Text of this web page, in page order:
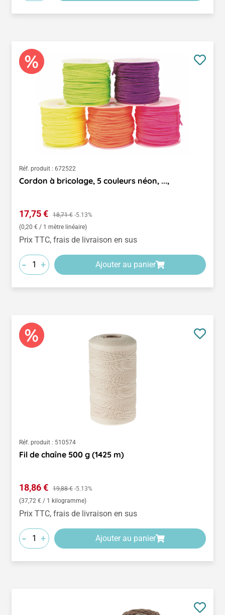
Réf. produit : 672522
Cordon à bricolage, 5 couleurs néon, ...,
Prix de vente :
17,75 € Prix régulier :
18,71 € -5.13%
(0,20 € / 1 mètre linéaire)
Prix TTC, frais de livraison en sus
- + Ajouter au panier
Réf. produit : 510574
Fil de chaîne 500 g (1425 m)
Prix de vente :
18,86 € Prix régulier :
19,88 € -5.13%
(37,72 € / 1 kilogramme)
Prix TTC, frais de livraison en sus
- + Ajouter au panier